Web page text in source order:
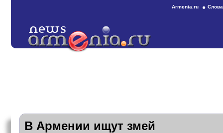
Armenia.ru
В Армении ищут змей